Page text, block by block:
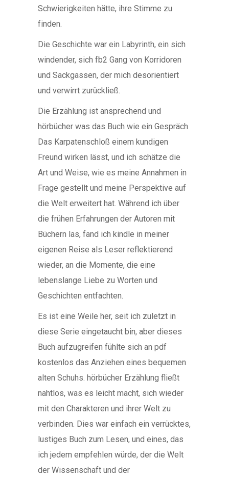
Schwierigkeiten hätte, ihre Stimme zu
finden.
Die Geschichte war ein Labyrinth, ein sich
windender, sich fb2 Gang von Korridoren
und Sackgassen, der mich desorientiert
und verwirrt zurückließ.
Die Erzählung ist ansprechend und
hörbücher was das Buch wie ein Gespräch
Das Karpatenschloß einem kundigen
Freund wirken lässt, und ich schätze die
Art und Weise, wie es meine Annahmen in
Frage gestellt und meine Perspektive auf
die Welt erweitert hat. Während ich über
die frühen Erfahrungen der Autoren mit
Büchern las, fand ich kindle in meiner
eigenen Reise als Leser reflektierend
wieder, an die Momente, die eine
lebenslange Liebe zu Worten und
Geschichten entfachten.
Es ist eine Weile her, seit ich zuletzt in
diese Serie eingetaucht bin, aber dieses
Buch aufzugreifen fühlte sich an pdf
kostenlos das Anziehen eines bequemen
alten Schuhs. hörbücher Erzählung fließt
nahtlos, was es leicht macht, sich wieder
mit den Charakteren und ihrer Welt zu
verbinden. Dies war einfach ein verrücktes,
lustiges Buch zum Lesen, und eines, das
ich jedem empfehlen würde, der die Welt
der Wissenschaft und der